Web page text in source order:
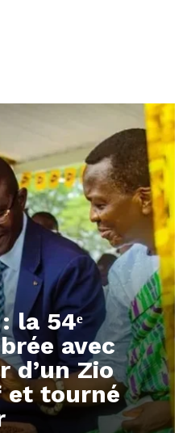
la 54ᵉ
avec
d’un Zio
et tourné